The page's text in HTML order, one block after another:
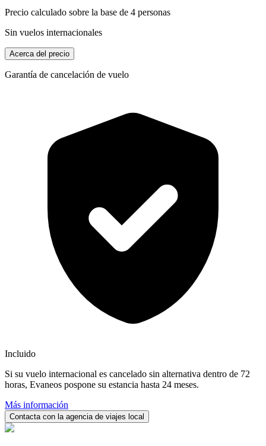
Precio calculado sobre la base de 4 personas
Sin vuelos internacionales
Acerca del precio
Garantía de cancelación de vuelo
Incluido
Si su vuelo internacional es cancelado sin alternativa dentro de 72
horas, Evaneos pospone su estancia hasta 24 meses.
Más información
Contacta con la agencia de viajes local